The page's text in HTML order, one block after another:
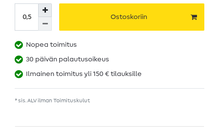
Ostoskoriin
Nopea toimitus
30 päivän palautusoikeus
Ilmainen toimitus yli 150 € tilauksille
* sis. ALV ilman Toimituskulut